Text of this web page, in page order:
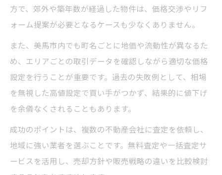
方で、郊外や築年数が経過した物件は、価格交渉やリフ
ォーム提案が必要となるケースも少なくありません。
また、美馬市内でも町名ごとに地価や流動性が異なるた
め、エリアごとの取引データを確認しながら適切な価格
設定を行うことが重要です。過去の失敗例として、相場
を無視した高値設定で買い手がつかず、結果的に値下げ
を余儀なくされることもあります。
成功のポイントは、複数の不動産会社に査定を依頼し、
地域に強い業者を選ぶことです。無料査定や一括査定サ
ービスを活用し、売却方針や販売戦略の違いを比較検討